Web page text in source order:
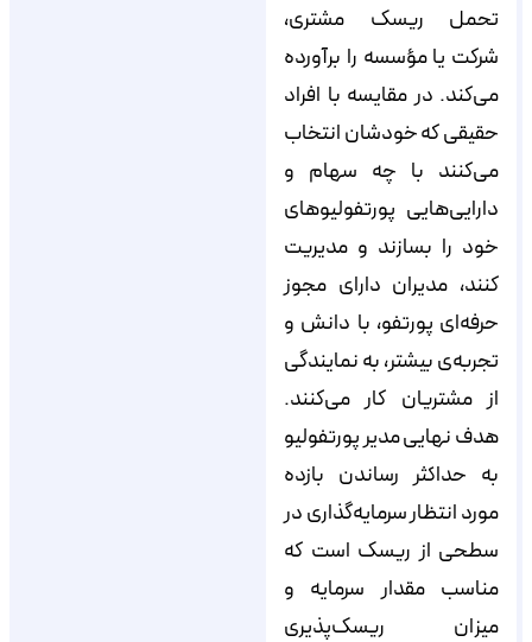
تحمل ریسک مشتری،
شرکت یا مؤسسه را برآورده
می‌کند. در مقایسه با افراد
حقیقی که خودشان انتخاب
می‌کنند با چه سهام و
دارایی‌هایی پورتفولیوهای
خود را بسازند و مدیریت
کنند، مدیران دارای مجوز
حرفه‌ای پورتفو، با دانش و
تجربه‌ی بیشتر، به نمایندگی
از مشتریان کار می‌کنند.
هدف نهایی مدیر پورتفولیو
به حداکثر رساندن بازده
مورد انتظار سرمایه‌گذاری در
سطحی از ریسک است که
مناسب مقدار سرمایه و
میزان ریسک‌پذیری